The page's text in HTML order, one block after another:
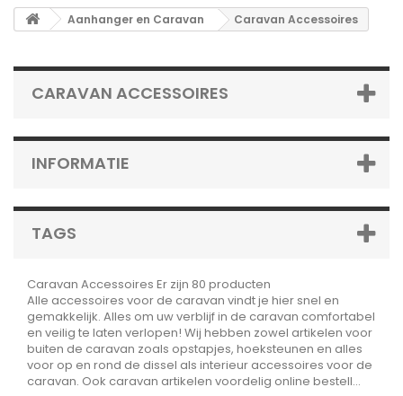
Aanhanger en Caravan Caravan Accessoires
CARAVAN ACCESSOIRES
INFORMATIE
TAGS
Caravan Accessoires Er zijn 80 producten
Alle accessoires voor de caravan vindt je hier snel en
gemakkelijk. Alles om uw verblijf in de caravan comfortabel
en veilig te laten verlopen! Wij hebben zowel artikelen voor
buiten de caravan zoals opstapjes, hoeksteunen en alles
voor op en rond de dissel als interieur accessoires voor de
caravan. Ook caravan artikelen voordelig online bestell...